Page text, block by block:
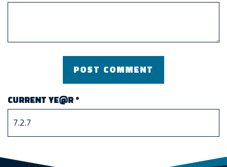
CURRENT YE@R*